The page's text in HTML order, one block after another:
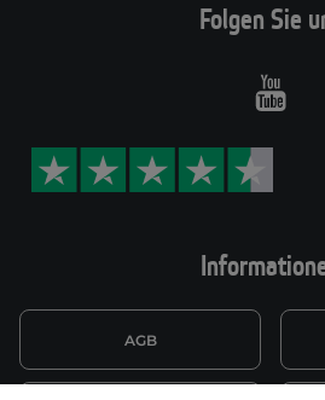
AGB
Folgen Sie